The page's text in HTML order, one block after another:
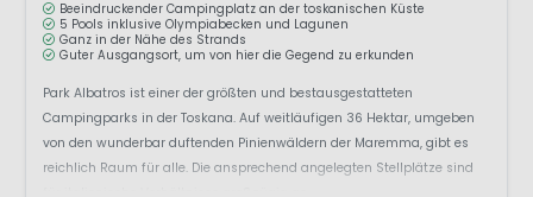
Beeindruckender Campingplatz an der toskanischen Küste
5 Pools inklusive Olympiabecken und Lagunen
Ganz in der Nähe des Strands
Guter Ausgangsort, um von hier die Gegend zu erkunden
Park Albatros ist einer der größten und bestausgestatteten
Campingparks in der Toskana. Auf weitläufigen 36 Hektar, umgeben
von den wunderbar duftenden Pinienwäldern der Maremma, gibt es
reichlich Raum für alle. Die ansprechend angelegten Stellplätze sind